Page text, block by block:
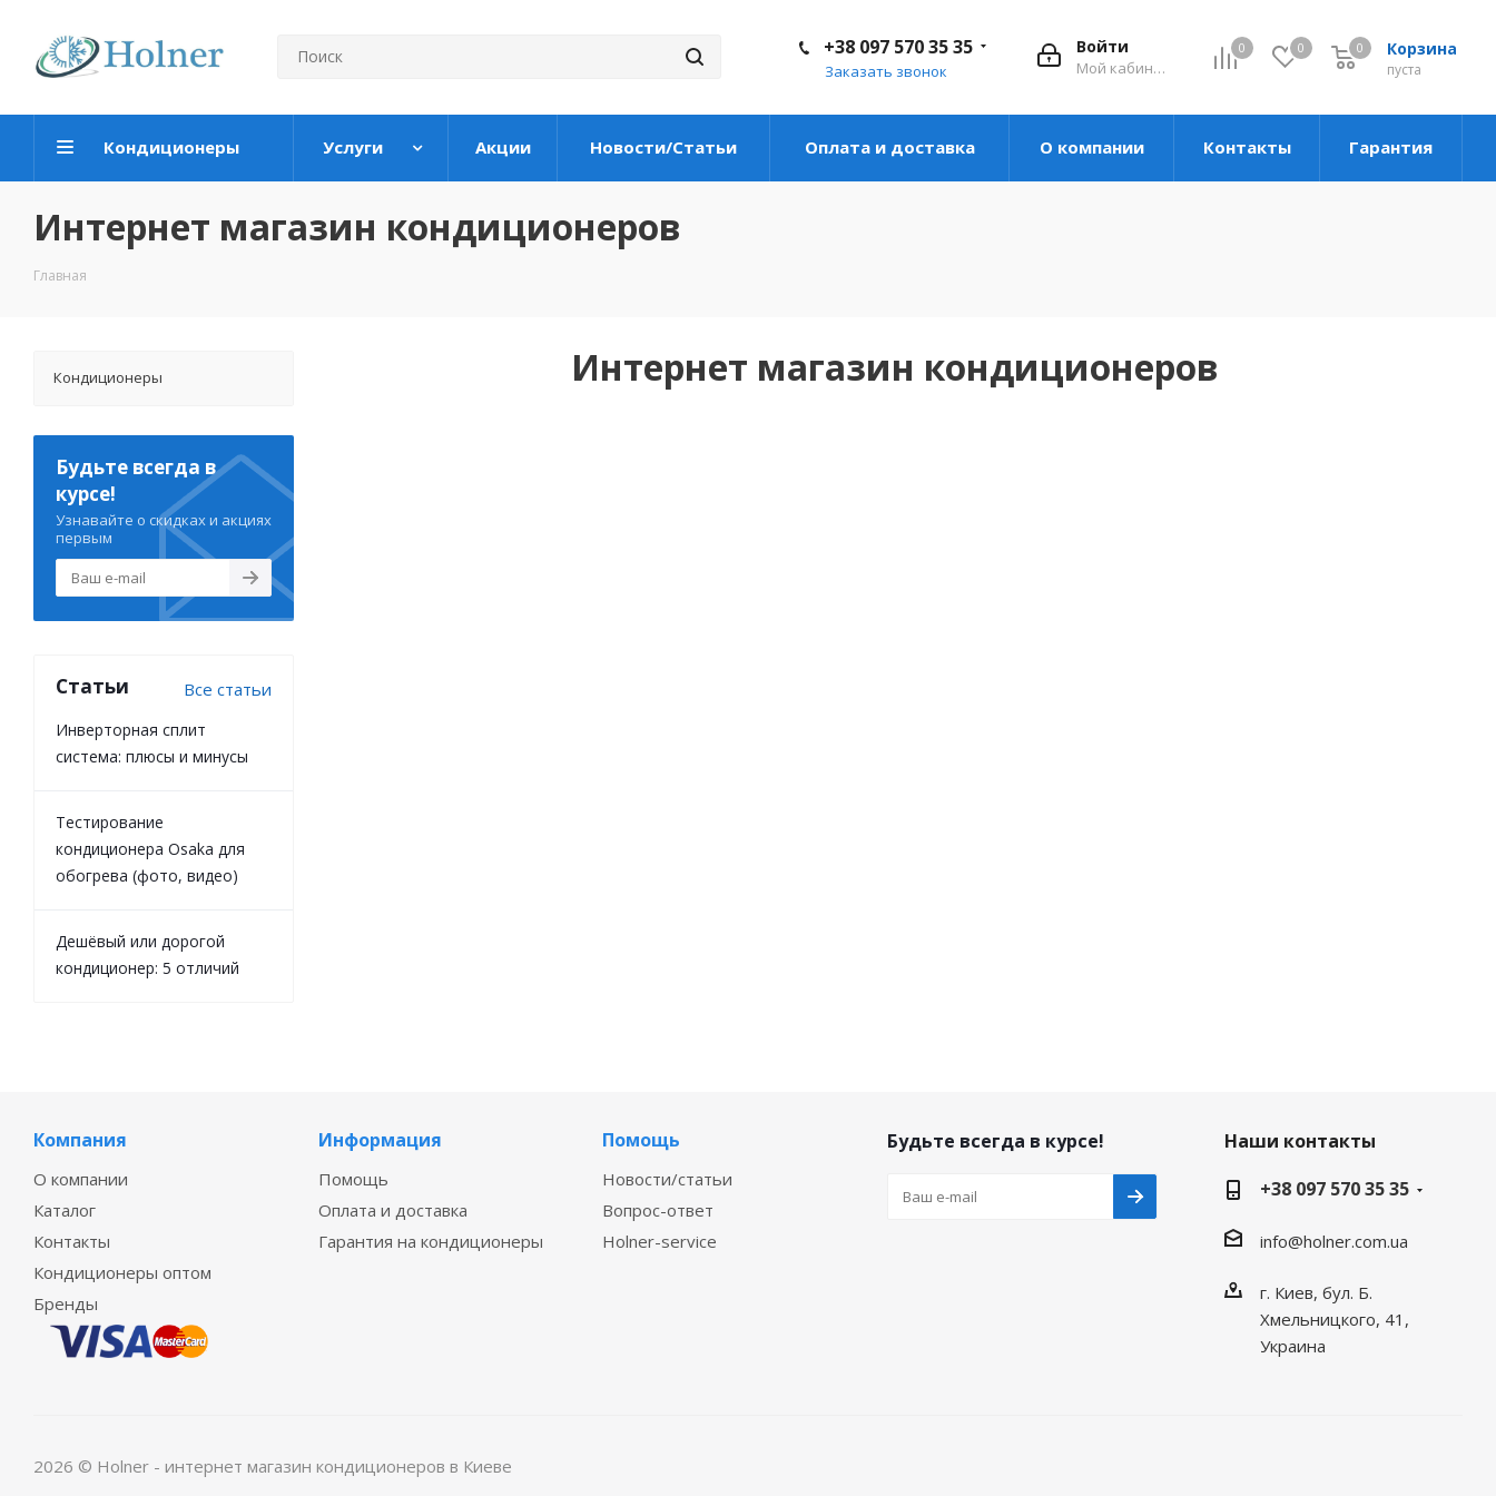
0 0 Корзина
пуста
0
Войти
Мой кабинет
+38 097 570 35 35
Заказать звонок
Кондиционеры Услуги Акции Новости/Статьи Оплата и доставка О компании Контакты Гарантия
Интернет магазин кондиционеров
Главная
Интернет магазин кондиционеров
Кондиционеры
Будьте всегда в
курсе!
Узнавайте о скидках и акциях
первым
Статьи Все статьи
Инверторная сплит
система: плюсы и минусы
Тестирование
кондиционера Osaka для
обогрева (фото, видео)
Дешёвый или дорогой
кондиционер: 5 отличий
Компания
О компании
Каталог
Контакты
Кондиционеры оптом
Бренды
Информация
Помощь
Оплата и доставка
Гарантия на кондиционеры
Помощь
Новости/статьи
Вопрос-ответ
Holner-service
Будьте всегда в курсе!
Наши контакты
+38 097 570 35 35
info@holner.com.ua
г. Киев, бул. Б.
Хмельницкого, 41,
Украина
2026 © Holner - интернет магазин кондиционеров в Киеве